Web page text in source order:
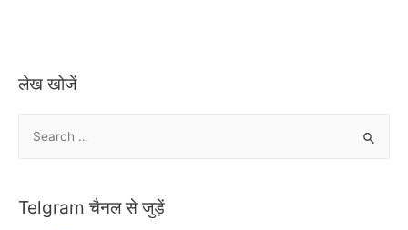
लेख खोजें
rTelgram चैनल से जुड़ें